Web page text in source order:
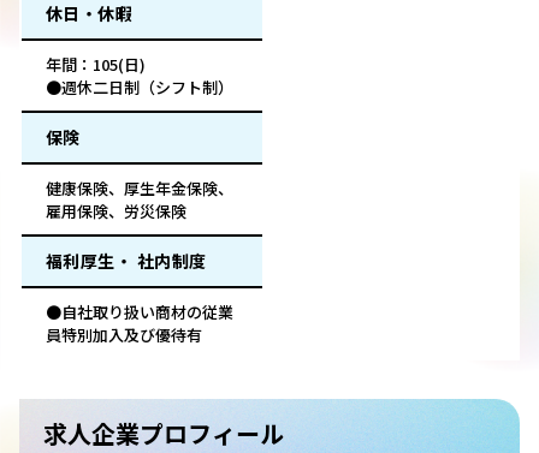
休日・休暇
年間：105(日)
●週休二日制（シフト制）
保険
健康保険、厚生年金保険、
雇用保険、労災保険
福利厚生・ 社内制度
●自社取り扱い商材の従業
員特別加入及び優待有
求人企業プロフィール